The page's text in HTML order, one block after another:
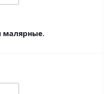
малярные.